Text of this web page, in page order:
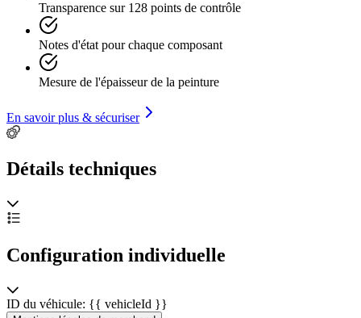
Transparence sur 128 points de contrôle
Notes d'état pour chaque composant
Mesure de l'épaisseur de la peinture
En savoir plus & sécuriser
Détails techniques
Configuration individuelle
ID du véhicule: {{ vehicleId }}